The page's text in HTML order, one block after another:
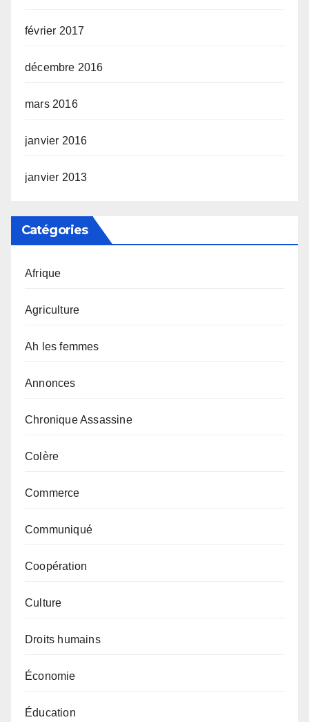
février 2017
décembre 2016
mars 2016
janvier 2016
janvier 2013
Catégories
Afrique
Agriculture
Ah les femmes
Annonces
Chronique Assassine
Colère
Commerce
Communiqué
Coopération
Culture
Droits humains
Économie
Éducation